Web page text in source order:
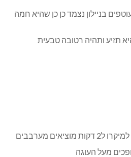
בניילון נצמד כן כן שהיא חמה
תזיע ותהיה רטובה טבעית
שמים הכל בקערה מכניסים למיקרו ל2 דקות מוציאים מערבבים
מעל העוגה